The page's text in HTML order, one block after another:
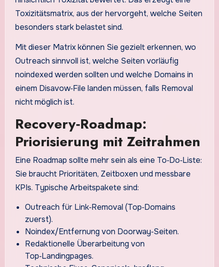
Toxizitätsmatrix, aus der hervorgeht, welche Seiten
besonders stark belastet sind.
Mit dieser Matrix können Sie gezielt erkennen, wo
Outreach sinnvoll ist, welche Seiten vorläufig
noindexed werden sollten und welche Domains in
einem Disavow‑File landen müssen, falls Removal
nicht möglich ist.
Recovery‑Roadmap:
Priorisierung mit Zeitrahmen
Eine Roadmap sollte mehr sein als eine To‑Do‑Liste:
Sie braucht Prioritäten, Zeitboxen und messbare
KPIs. Typische Arbeitspakete sind:
Outreach für Link‑Removal (Top‑Domains
zuerst).
Noindex/Entfernung von Doorway‑Seiten.
Redaktionelle Überarbeitung von
Top‑Landingpages.